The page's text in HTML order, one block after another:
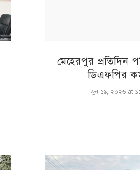
মেহেরপুর প্রতিদিন
ডিএফপির
জুন ১৯, ২০২৬ at